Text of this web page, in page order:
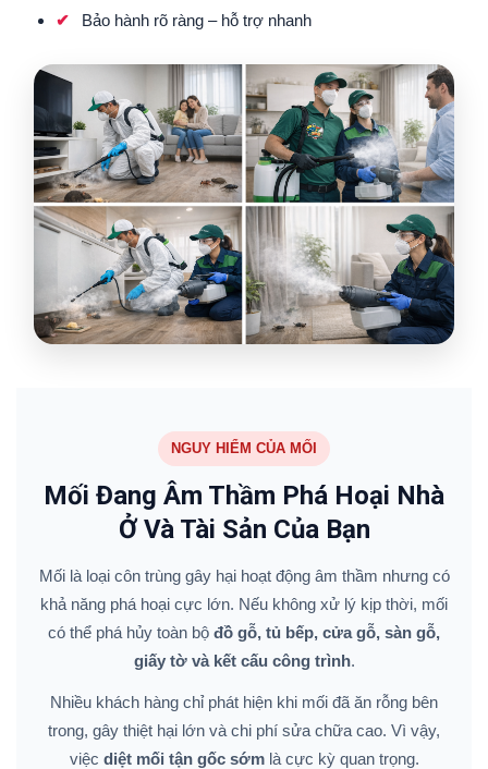
Bảo hành rõ ràng – hỗ trợ nhanh
NGUY HIỂM CỦA MỐI
Mối Đang Âm Thầm Phá Hoại Nhà
Ở Và Tài Sản Của Bạn
Mối là loại côn trùng gây hại hoạt động âm thầm nhưng có
khả năng phá hoại cực lớn. Nếu không xử lý kịp thời, mối
có thể phá hủy toàn bộ đồ gỗ, tủ bếp, cửa gỗ, sàn gỗ,
giấy tờ và kết cấu công trình.
Nhiều khách hàng chỉ phát hiện khi mối đã ăn rỗng bên
trong, gây thiệt hại lớn và chi phí sửa chữa cao. Vì vậy,
việc diệt mối tận gốc sớmlà cực kỳ quan trọng.